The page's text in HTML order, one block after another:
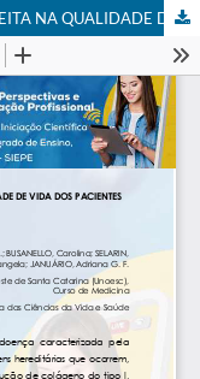
O IMPACTO DA OSTEOGÊNESE IMPERFEITA NA QUALIDADE DE VIDA DOS PACIENTES ADOLESCENTES